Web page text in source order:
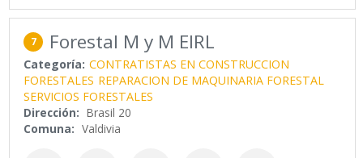
7 Forestal M y M EIRL
Categoría: CONTRATISTAS EN CONSTRUCCION
FORESTALES REPARACION DE MAQUINARIA FORESTAL
SERVICIOS FORESTALES
Dirección: Brasil 20
Comuna: Valdivia